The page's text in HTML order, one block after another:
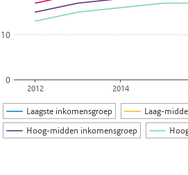
Laagste inkomensgroep Laag-
Hoog-midden inkomensgroep
0
10
2012 2014